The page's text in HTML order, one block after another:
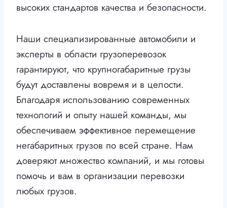
высоких стандартов качества и безопасности.
Наши специализированные автомобили и
эксперты в области грузоперевозок
гарантируют, что крупногабаритные грузы
будут доставлены вовремя и в целости.
Благодаря использованию современных
технологий и опыту нашей команды, мы
обеспечиваем эффективное перемещение
негабаритных грузов по всей стране. Нам
доверяют множество компаний, и мы готовы
помочь и вам в организации перевозки
любых грузов.